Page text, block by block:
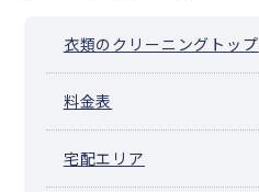
衣類のクリーニングトップ
料金表
宅配エリア